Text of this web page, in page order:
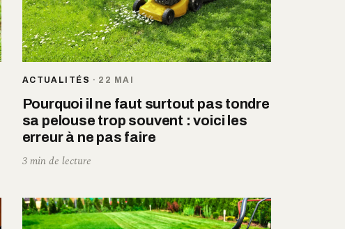
ACTUALITÉS · 22 MAI
Pourquoi il ne faut surtout pas tondre
sa pelouse trop souvent : voici les
erreur à ne pas faire
3 min de lecture